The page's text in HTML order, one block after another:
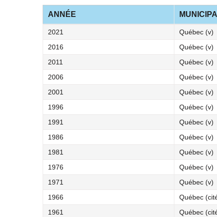
ANNÉE
2021 Québec (v)
2016
Québec (v)
2011
Québec (v)
2006
Québec (v)
2001
Québec (v)
1996
Québec (v)
1991
Québec (v)
1986
Québec (v)
1981
Québec (v)
1976
Québec (v)
1971
Québec (v)
1966
Québec
1961
Québec